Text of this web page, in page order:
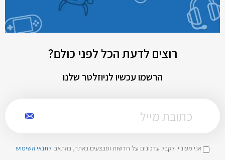
רוצים לדעת הכל לפני כולם?
הרשמו עכשיו לניוזלטר שלנו
אני מעוניין לקבל עדכונים על חדשות ומבצעים באתר, בהתאם לתנאי השימוש